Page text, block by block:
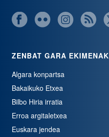
ZENBAT GARA EKIMENAK
Algara konpartsa
Bakaikuko Etxea
Bilbo Hiria irratia
Erroa argitaletxea
Euskara jendea